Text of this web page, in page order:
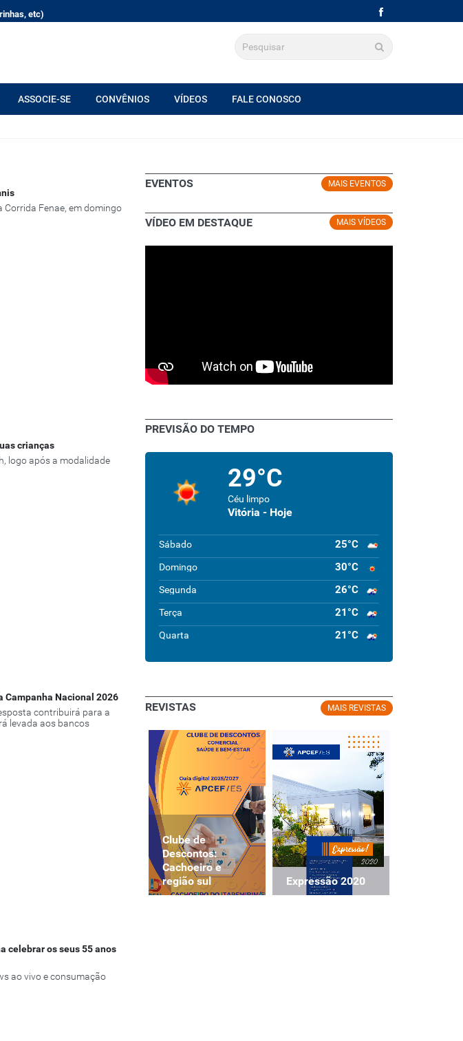
etc)
ASSOCIE-SE CONVÊNIOS VÍDEOS FALE CONOSCO
Corrida Fenae, em domingo
crianças
logo após a modalidade
Campanha Nacional 2026
contribuirá para a
levada aos bancos
celebrar os seus 55 anos
ao vivo e consumação
MAIS EVENTOS
EVENTOS
MAIS VÍDEOS
VÍDEO EM DESTAQUE
PREVISÃO DO TEMPO
29°C
Céu limpo
Vitória - Hoje
Sábado 25°C
Domingo 30°C
Segunda 26°C
Terça 21°C
Quarta 21°C
MAIS REVISTAS
REVISTAS
Clube de
Descontos:
Cachoeiro e
região sul
Expressão 2020